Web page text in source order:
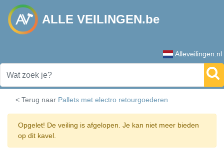
ALLE VEILINGEN.be
Alleveilingen.nl
< Terug naar Pallets met electro retourgoederen
Opgelet! De veiling is afgelopen. Je kan niet meer bieden
op dit kavel.